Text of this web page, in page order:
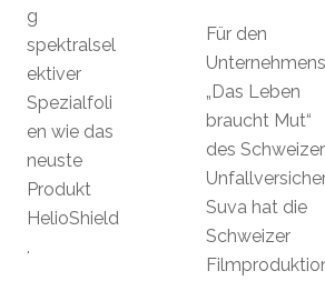
Für den
„Das Leben
braucht Mut“
des Schweizer
Suva hat die
Schweizer
g
spektralsel
ektiver
Spezialfoli
en wie das
neuste
Produkt
HelioShield
.